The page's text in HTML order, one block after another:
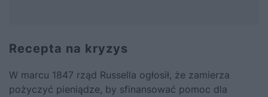
Recepta na kryzys
W marcu 1847 rząd Russella ogłosił, że zamierza
pożyczyć pieniądze, by sfinansować pomoc dla